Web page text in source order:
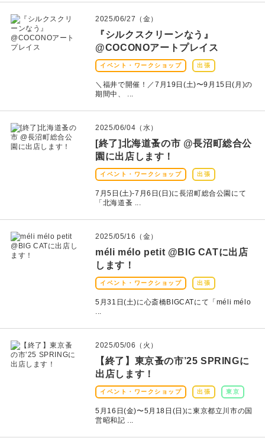
カートを見る
お買い物ガイド
2025/06/27（金）
『シルクスクリーンなう』
@COCONOアートプレイス
イベント・ワークショップ 出張
＼福井で開催！／7月19日(土)〜9月15日(月)の
期間中、 ...
2025/06/04（水）
[終了]北海道蚤の市 @長沼町総合公
園に出店します！
イベント・ワークショップ 出張
7月5日(土)‐7月6日(日)に長沼町総合公園にて
「北海道蚤 ...
2025/05/16（金）
méli mélo petit @BIG CATに出店
します！
イベント・ワークショップ 出張
5月31日(土)に心斎橋BIGCATにて「méli mélo
...
2025/05/06（火）
【終了】東京蚤の市’25 SPRINGに
出店します！
イベント・ワークショップ 出張 東京
5月16日(金)〜5月18日(日)に東京都立川市の国
営昭和記 ...